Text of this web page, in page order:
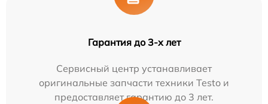
Гарантия до 3-х лет
Сервисный центр устанавливает
оригинальные запчасти техники Testo и
предоставляет гарантию до 3 лет.